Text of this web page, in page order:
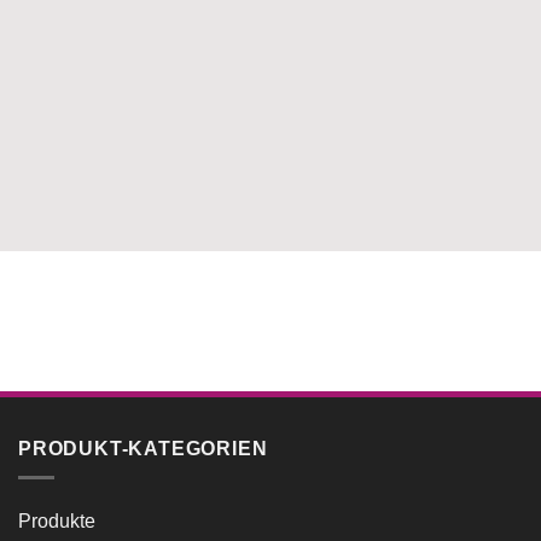
PRODUKT-KATEGORIEN
Produkte